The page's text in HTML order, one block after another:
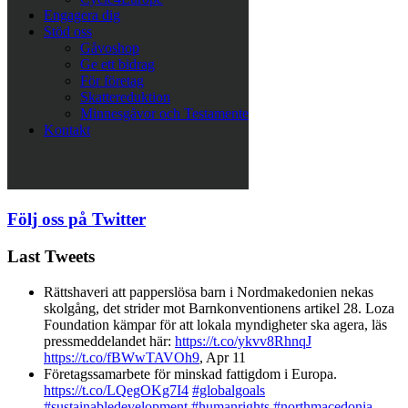
Engagera dig
Stöd oss
Gåvoshop
Ge ett bidrag
För företag
Skattereduktion
Minnesgåvor och Testamente
Kontakt
Följ oss på Twitter
Last Tweets
Rättshaveri att papperslösa barn i Nordmakedonien nekas
skolgång, det strider mot Barnkonventionens artikel 28. Loza
Foundation kämpar för att lokala myndigheter ska agera, läs
pressmeddelandet här: https://t.co/ykvv8RhnqJ
https://t.co/fBWwTAVOh9, Apr 11
Företagssamarbete för minskad fattigdom i Europa.
https://t.co/LQegOKg7I4 #globalgoals